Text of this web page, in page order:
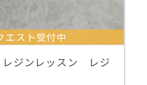
エスト受付中
ジンレッスン レジ